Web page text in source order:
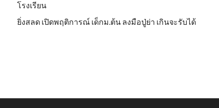
โรงเรียน
ยิ่งสลด เปิดพฤติการณ์ เด็กม.ต้น ลงมือปู่ย่า เกินจะรับได้